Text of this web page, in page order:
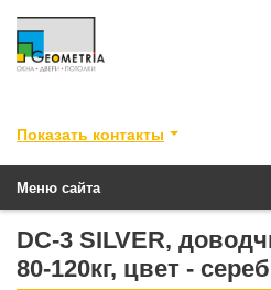
Показать контакты
Меню сайта
DC-3 SILVER,
80-120кг, цвет -